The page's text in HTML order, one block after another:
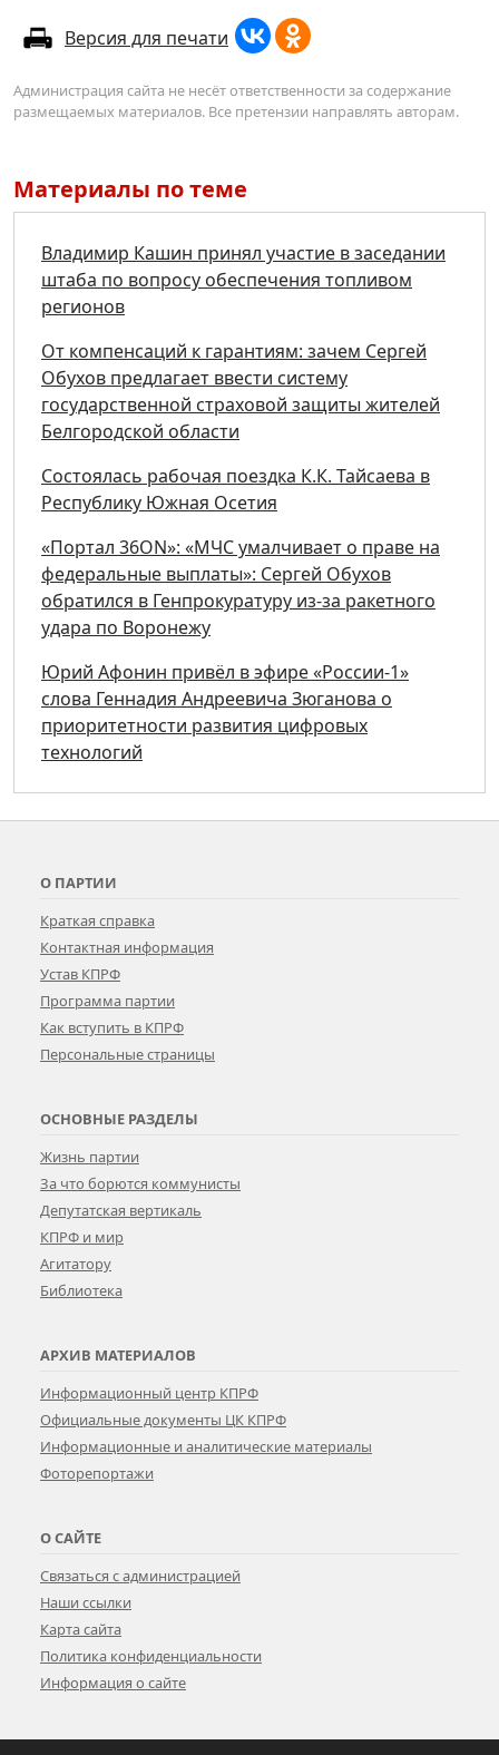
Версия для печати
Администрация сайта не несёт ответственности за содержание
размещаемых материалов. Все претензии направлять авторам.
Материалы по теме
Владимир Кашин принял участие в заседании
штаба по вопросу обеспечения топливом
регионов
От компенсаций к гарантиям: зачем Сергей
Обухов предлагает ввести систему
государственной страховой защиты жителей
Белгородской области
Состоялась рабочая поездка К.К. Тайсаева в
Республику Южная Осетия
«Портал 36ON»: «МЧС умалчивает о праве на
федеральные выплаты»: Сергей Обухов
обратился в Генпрокуратуру из-за ракетного
удара по Воронежу
Юрий Афонин привёл в эфире «России-1»
слова Геннадия Андреевича Зюганова о
приоритетности развития цифровых
технологий
О ПАРТИИ
Краткая справка
Контактная информация
Устав КПРФ
Программа партии
Как вступить в КПРФ
Персональные страницы
ОСНОВНЫЕ РАЗДЕЛЫ
Жизнь партии
За что борются коммунисты
Депутатская вертикаль
КПРФ и мир
Агитатору
Библиотека
АРХИВ МАТЕРИАЛОВ
Информационный центр КПРФ
Официальные документы ЦК КПРФ
Информационные и аналитические материалы
Фоторепортажи
О САЙТЕ
Связаться с администрацией
Наши ссылки
Карта сайта
Политика конфиденциальности
Информация о сайте